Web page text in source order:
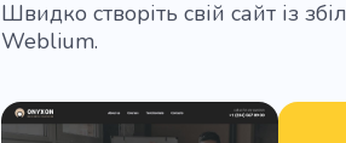
Швидко створіть свій сайт із
Weblium.